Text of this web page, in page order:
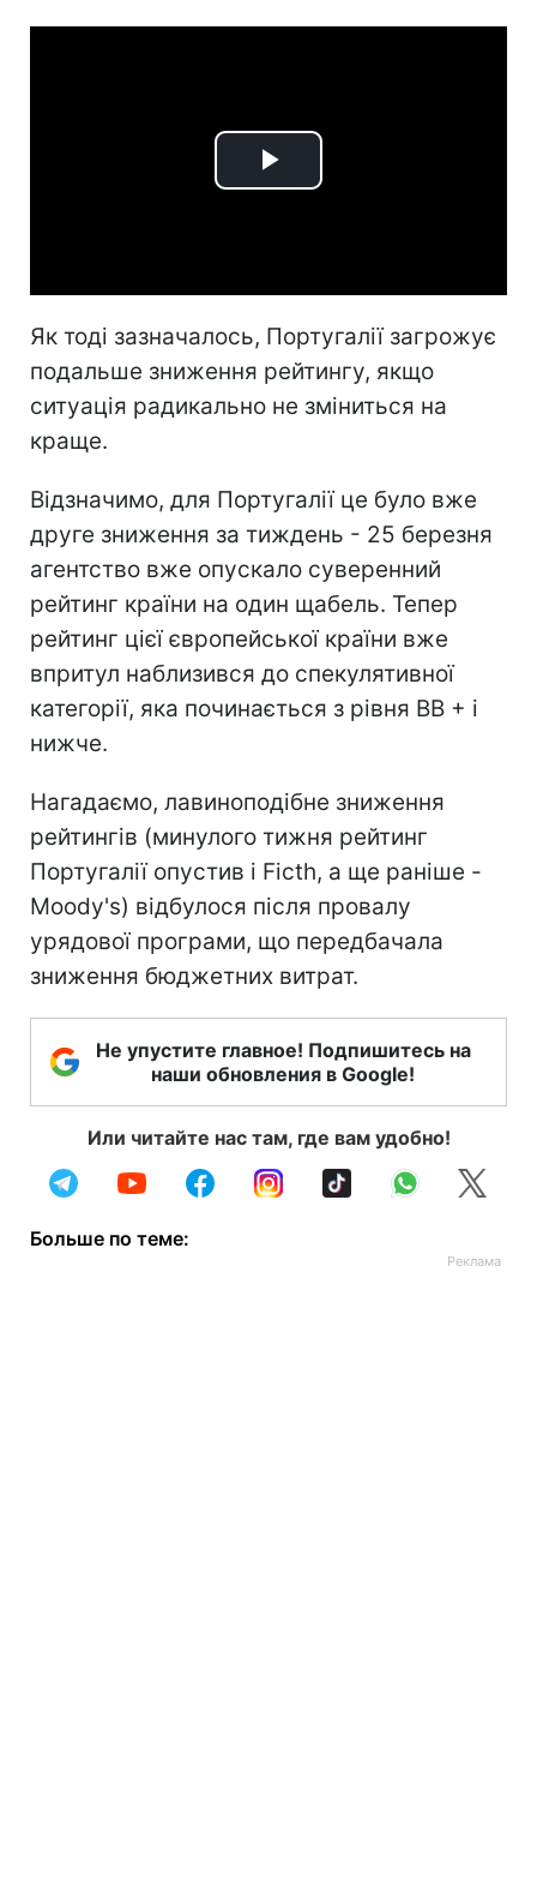
Play
Як тоді зазначалось, Португалії загрожує
подальше зниження рейтингу, якщо
ситуація радикально не зміниться на
краще.
Відзначимо, для Португалії це було вже
друге зниження за тиждень - 25 березня
агентство вже опускало суверенний
рейтинг країни на один щабель. Тепер
рейтинг цієї європейської країни вже
впритул наблизився до спекулятивної
категорії, яка починається з рівня BB + і
нижче.
Нагадаємо, лавиноподібне зниження
рейтингів (минулого тижня рейтинг
Португалії опустив і Ficth, а ще раніше -
Moody's) відбулося після провалу
урядової програми, що передбачала
зниження бюджетних витрат.
Не упустите главное! Подпишитесь на
наши обновления в Google!
Или читайте нас там, где вам удобно!
Больше по теме: